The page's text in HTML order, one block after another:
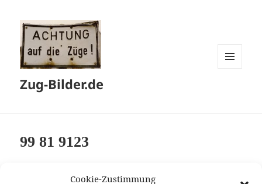
Cookie-Zustimmung
Zug-Bilder.de
99 81 9123